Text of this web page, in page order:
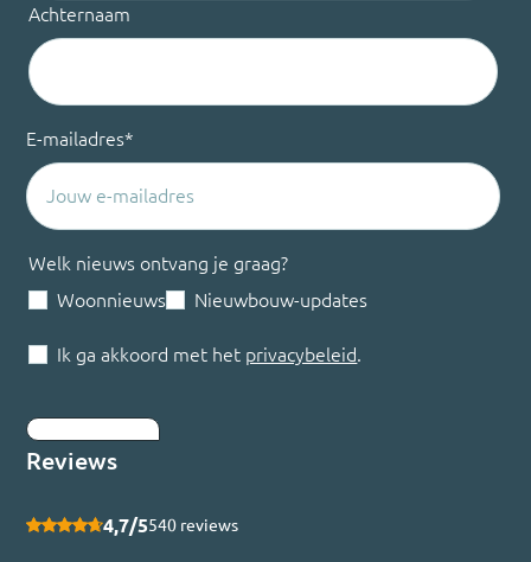
Achternaam
E-mailadres*
Welk nieuws ontvang je graag?
Woonnieuws
Nieuwbouw-updates
Ik ga akkoord met het privacybeleid.
Reviews
4,7/5540 reviews